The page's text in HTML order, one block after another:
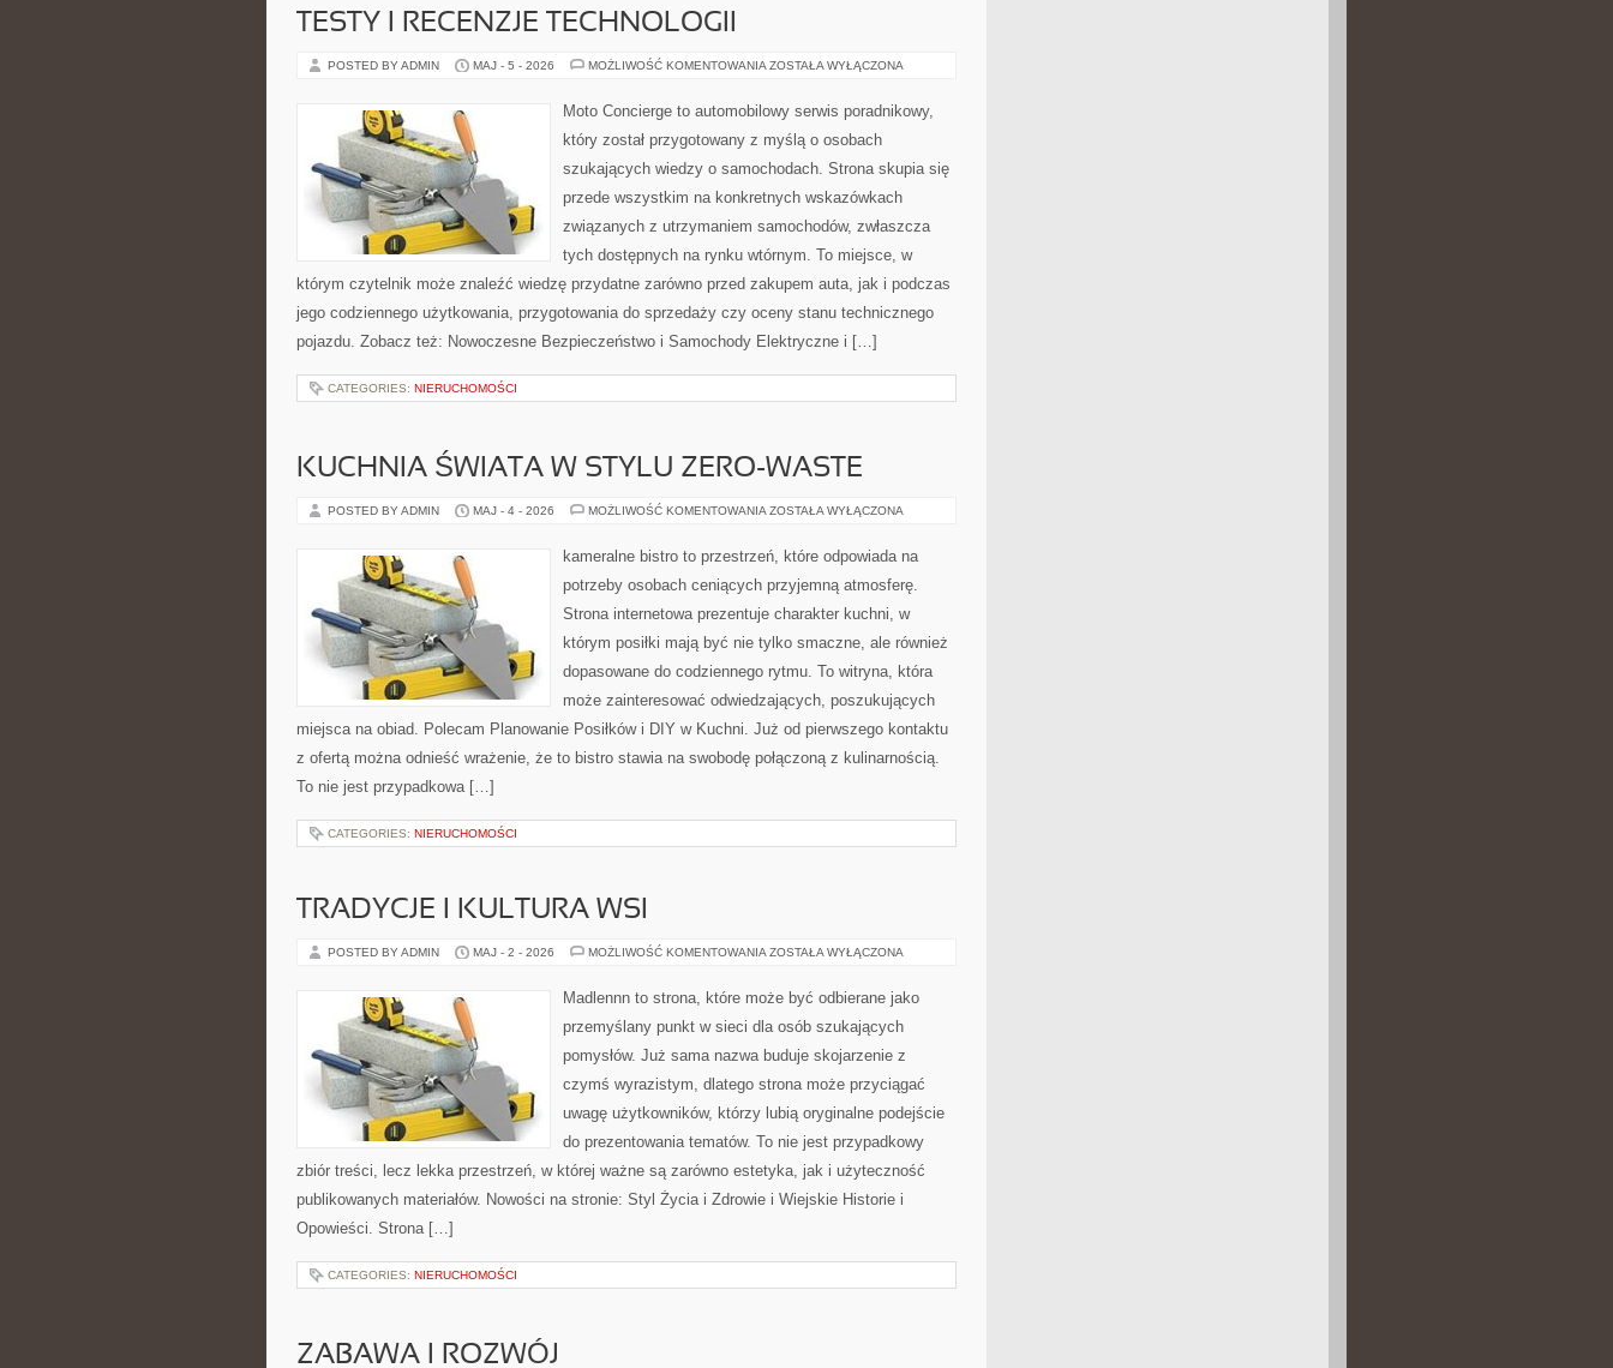
TESTY I RECENZJE TECHNOLOGII
POSTED BY ADMIN MAJ - 5 - 2026 MOŻLIWOŚĆ KOMENTOWANIA TESTY
TECHNOLOGII
ZOSTAŁA WYŁĄCZONA
Moto Concierge to automobilowy serwis poradnikowy,
który został przygotowany z myślą o osobach
szukających wiedzy o samochodach. Strona skupia się
przede wszystkim na konkretnych wskazówkach
związanych z utrzymaniem samochodów, zwłaszcza
tych dostępnych na rynku wtórnym. To miejsce, w
którym czytelnik może znaleźć wiedzę przydatne zarówno przed zakupem auta, jak i podczas
jego codziennego użytkowania, przygotowania do sprzedaży czy oceny stanu technicznego
pojazdu. Zobacz też: Nowoczesne Bezpieczeństwo i Samochody Elektryczne i […]
CATEGORIES: NIERUCHOMOŚCI
KUCHNIA ŚWIATA W STYLU ZERO-WASTE
POSTED BY ADMIN MAJ - 4 - 2026 MOŻLIWOŚĆ KOMENTOWANIA KUCHNIA
STYLU
ZERO-
ZOSTAŁA WYŁĄCZONA
kameralne bistro to przestrzeń, które odpowiada na
potrzeby osobach ceniących przyjemną atmosferę.
Strona internetowa prezentuje charakter kuchni, w
którym posiłki mają być nie tylko smaczne, ale również
dopasowane do codziennego rytmu. To witryna, która
może zainteresować odwiedzających, poszukujących
miejsca na obiad. Polecam Planowanie Posiłków i DIY w Kuchni. Już od pierwszego kontaktu
z ofertą można odnieść wrażenie, że to bistro stawia na swobodę połączoną z kulinarnością.
To nie jest przypadkowa […]
CATEGORIES: NIERUCHOMOŚCI
TRADYCJE I KULTURA WSI
POSTED BY ADMIN MAJ - 2 - 2026 MOŻLIWOŚĆ KOMENTOWANIA TRADYCJE
WSI
ZOSTAŁA WYŁĄCZONA
Madlennn to strona, które może być odbierane jako
przemyślany punkt w sieci dla osób szukających
pomysłów. Już sama nazwa buduje skojarzenie z
czymś wyrazistym, dlatego strona może przyciągać
uwagę użytkowników, którzy lubią oryginalne podejście
do prezentowania tematów. To nie jest przypadkowy
zbiór treści, lecz lekka przestrzeń, w której ważne są zarówno estetyka, jak i użyteczność
publikowanych materiałów. Nowości na stronie: Styl Życia i Zdrowie i Wiejskie Historie i
Opowieści. Strona […]
CATEGORIES: NIERUCHOMOŚCI
ZABAWA I ROZWÓJ